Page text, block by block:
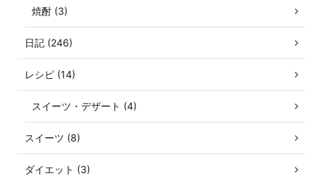
焼酎 (3)
日記 (246)
レシピ (14)
スイーツ・デザート (4)
スイーツ (8)
ダイエット (3)